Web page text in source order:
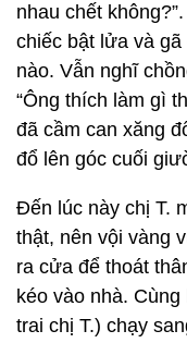
nhau chết
chiếc bật lửa và
nào. Vẫn nghĩ
“Ông thích làm gì
đã cầm can xăng
đổ lên góc cuối
Đến lúc này chị T.
thật, nên vội vàng
ra cửa để thoát
kéo vào nhà.
trai chị T.) chạy